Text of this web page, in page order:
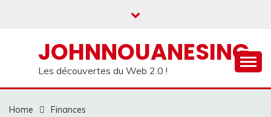
JOHNNOUANESING
Les découvertes du Web 2.0 !
Home
Finances